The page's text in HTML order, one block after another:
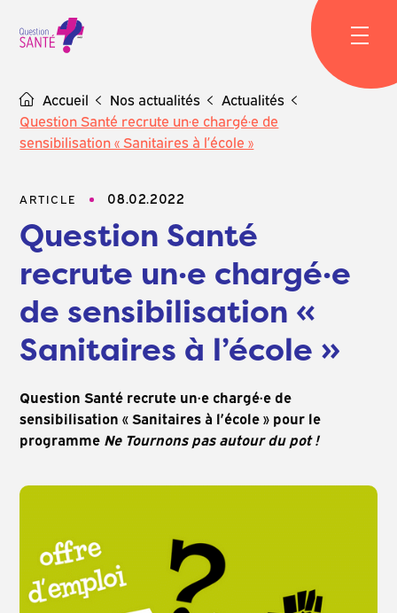
content
Accueil Nos actualités
Actualités
Question Santé recrute un·e chargé·e de
sensibilisation « Sanitaires à l’école »
ARTICLE 08.02.2022
Question Santé
recrute un·e chargé·e
de sensibilisation «
Sanitaires à l’école »
Question Santé recrute un·e chargé·e de
sensibilisation « Sanitaires à l’école » pour le
programme Ne Tournons pas autour du pot !